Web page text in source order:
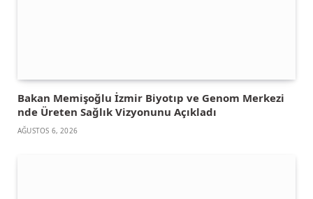
Bakan Memişoğlu İzmir Biyotıp ve Genom Merkezi
nde Üreten Sağlık Vizyonunu Açıkladı
AĞUSTOS 6, 2026